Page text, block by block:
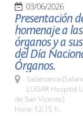
03/06/2026
Presentación
homenaje a
órganos y a
del Día
Órganos.
Salamanca
LUGAR Hospital
de San Vicente)
Hora: 12:15 h.